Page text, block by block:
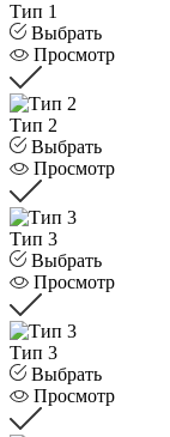
Тип 1
Выбрать
Просмотр
Тип 2
Выбрать
Просмотр
Тип 3
Выбрать
Просмотр
Тип 3
Выбрать
Просмотр